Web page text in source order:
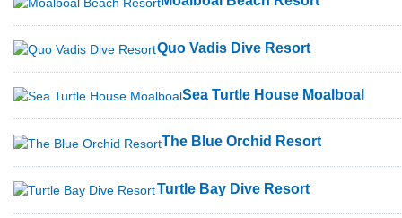
Quo Vadis Dive Resort
Sea Turtle House Moalboal
The Blue Orchid Resort
Turtle Bay Dive Resort